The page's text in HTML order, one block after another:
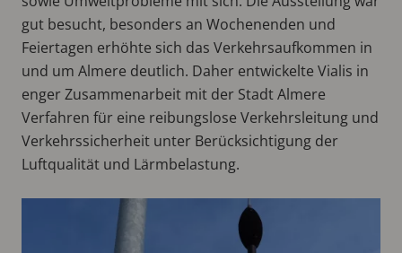
gut besucht, besonders an Wochenenden und
Feiertagen erhöhte sich das Verkehrsaufkommen in
und um Almere deutlich. Daher entwickelte Vialis in
enger Zusammenarbeit mit der Stadt Almere
Verfahren für eine reibungslose Verkehrsleitung und
Verkehrssicherheit unter Berücksichtigung der
Luftqualität und Lärmbelastung.